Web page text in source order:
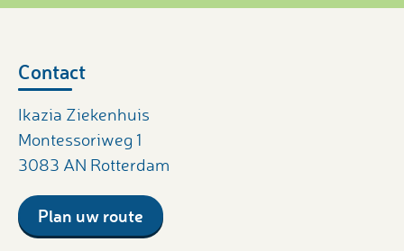
Contact
Ikazia Ziekenhuis
Montessoriweg 1
3083 AN Rotterdam
Plan uw route